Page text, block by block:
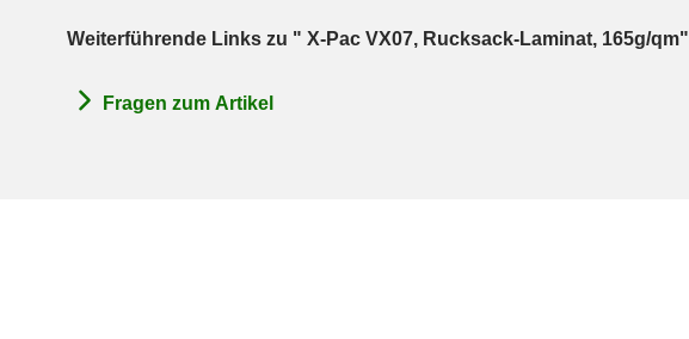
Weiterführende Links zu " X-Pac VX07, Rucksack-Laminat, 165g/qm"
Fragen zum Artikel